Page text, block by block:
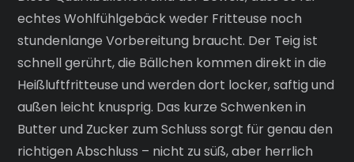
echtes Wohlfühlgebäck weder Fritteuse noch
stundenlange Vorbereitung braucht. Der Teig ist
schnell gerührt, die Bällchen kommen direkt in die
Heißluftfritteuse und werden dort locker, saftig und
außen leicht knusprig. Das kurze Schwenken in
Butter und Zucker zum Schluss sorgt für genau den
richtigen Abschluss – nicht zu süß, aber herrlich